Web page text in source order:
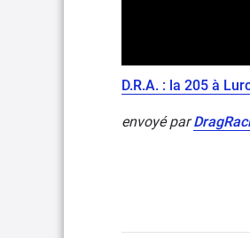
D.R.A. : la 205 à
envoyé par